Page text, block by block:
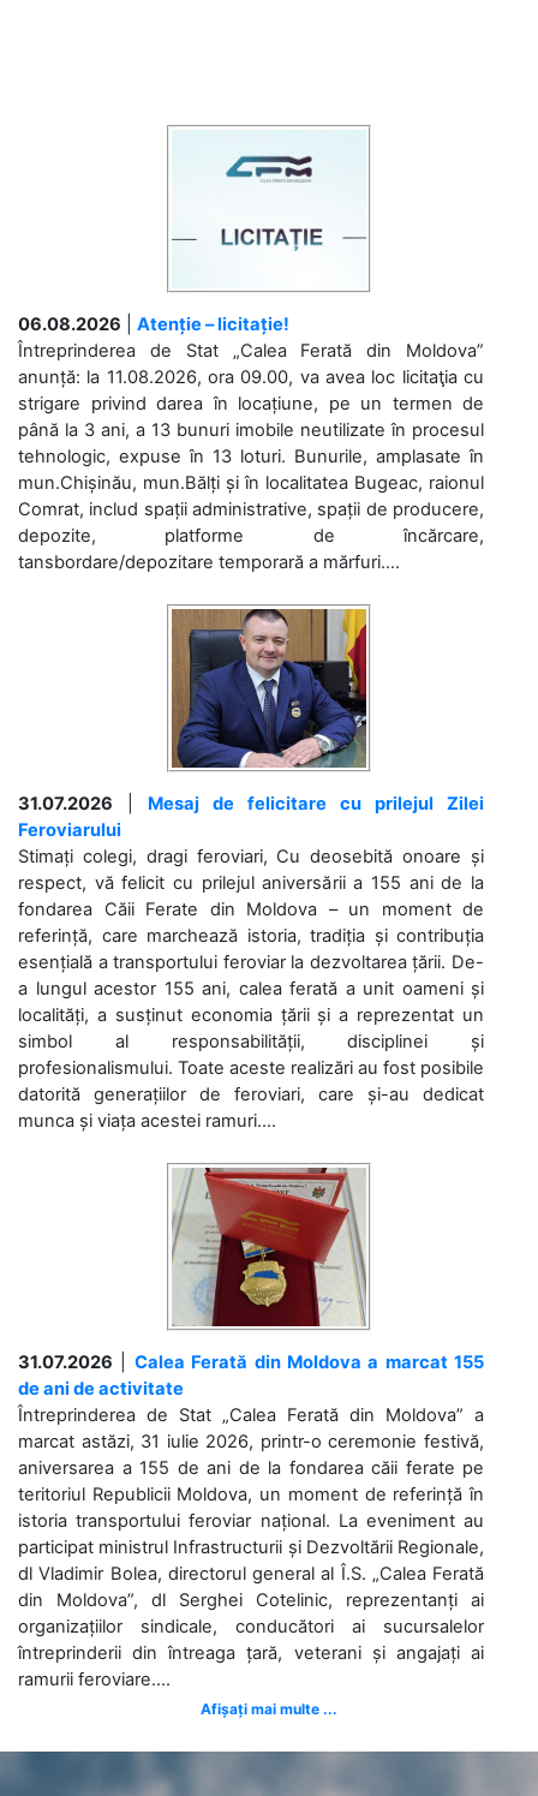
06.08.2026
Atenție – licitație!
Întreprinderea de Stat „Calea Ferată din Moldova”
anunță: la 11.08.2026, ora 09.00, va avea loc licitaţia cu
strigare privind darea în locațiune, pe un termen de
până la 3 ani, a 13 bunuri imobile neutilizate în procesul
tehnologic, expuse în 13 loturi. Bunurile, amplasate în
mun.Chișinău, mun.Bălți și în localitatea Bugeac, raionul
Comrat, includ spații administrative, spații de producere,
depozite, platforme de încărcare,
tansbordare/depozitare temporară a mărfuri....
31.07.2026
Mesaj de felicitare cu prilejul Zilei
Feroviarului
Stimați colegi, dragi feroviari, Cu deosebită onoare și
respect, vă felicit cu prilejul aniversării a 155 ani de la
fondarea Căii Ferate din Moldova – un moment de
referință, care marchează istoria, tradiția și contribuția
esențială a transportului feroviar la dezvoltarea țării. De-
a lungul acestor 155 ani, calea ferată a unit oameni și
localități, a susținut economia țării și a reprezentat un
simbol al responsabilității, disciplinei și
profesionalismului. Toate aceste realizări au fost posibile
datorită generațiilor de feroviari, care și-au dedicat
munca și viața acestei ramuri....
31.07.2026
Calea Ferată din Moldova a marcat 155
de ani de activitate
Întreprinderea de Stat „Calea Ferată din Moldova” a
marcat astăzi, 31 iulie 2026, printr-o ceremonie festivă,
aniversarea a 155 de ani de la fondarea căii ferate pe
teritoriul Republicii Moldova, un moment de referință în
istoria transportului feroviar național. La eveniment au
participat ministrul Infrastructurii și Dezvoltării Regionale,
dl Vladimir Bolea, directorul general al Î.S. „Calea Ferată
din Moldova”, dl Serghei Cotelinic, reprezentanți ai
organizațiilor sindicale, conducători ai sucursalelor
întreprinderii din întreaga țară, veterani și angajați ai
ramurii feroviare....
Afișați mai multe ...